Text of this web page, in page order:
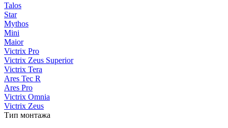
Talos
Star
Mythos
Mini
Maior
Victrix Pro
Victrix Zeus Superior
Victrix Tera
Ares Tec R
Ares Pro
Victrix Omnia
Victrix Zeus
Тип монтажа